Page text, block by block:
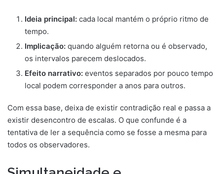
Ideia principal: cada local mantém o próprio ritmo de
tempo.
Implicação: quando alguém retorna ou é observado,
os intervalos parecem deslocados.
Efeito narrativo: eventos separados por pouco tempo
local podem corresponder a anos para outros.
Com essa base, deixa de existir contradição real e passa a
existir desencontro de escalas. O que confunde é a
tentativa de ler a sequência como se fosse a mesma para
todos os observadores.